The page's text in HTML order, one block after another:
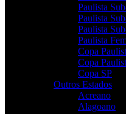
Paulista
Paulista
Paulista
Paulista
Copa
Copa
Copa SP
Outros Estados
Acreano
Alagoano